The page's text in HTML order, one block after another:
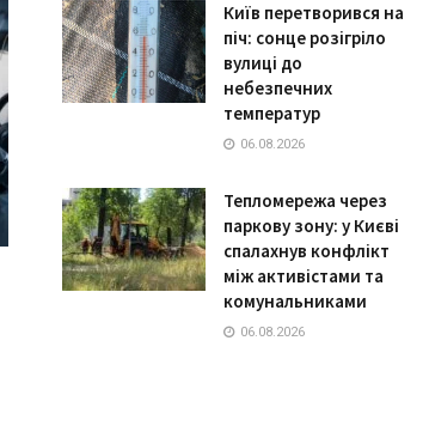
Київ перетворився на
піч: сонце розігріло
вулиці до
небезпечних
температур
06.08.2026
Тепломережа через
паркову зону: у Києві
спалахнув конфлікт
між активістами та
комунальниками
06.08.2026